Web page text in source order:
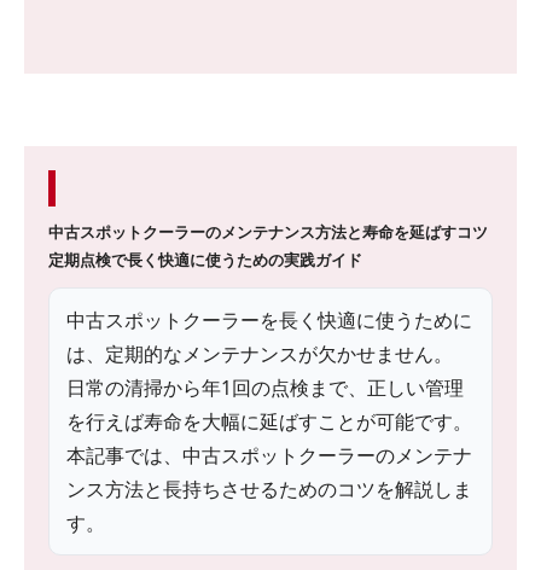
中古スポットクーラーのメンテナンス方法と寿命を延ばすコツ
定期点検で長く快適に使うための実践ガイド
中古スポットクーラーを長く快適に使うために
は、定期的なメンテナンスが欠かせません。
日常の清掃から年1回の点検まで、正しい管理
を行えば寿命を大幅に延ばすことが可能です。
本記事では、中古スポットクーラーのメンテナ
ンス方法と長持ちさせるためのコツを解説しま
す。